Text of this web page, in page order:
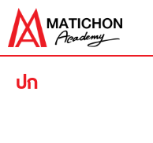
Skip
content
ปก